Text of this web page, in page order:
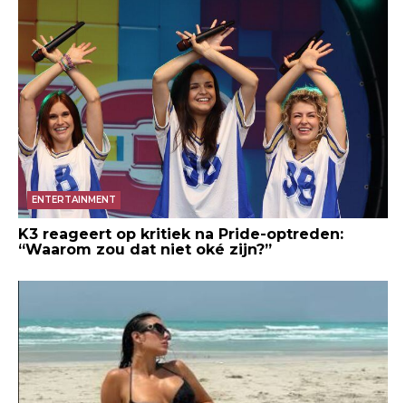
ENTERTAINMENT
K3 reageert op kritiek na Pride-optreden:
“Waarom zou dat niet oké zijn?”